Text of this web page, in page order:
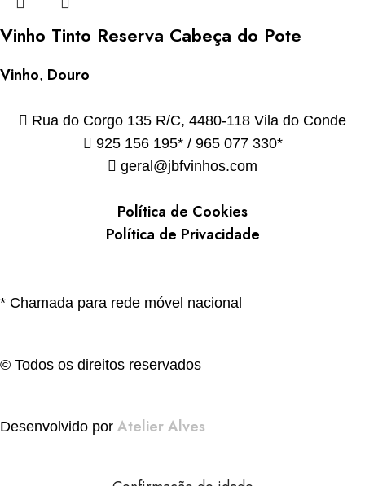
Vinho Tinto Reserva Cabeça do Pote
Vinho, Douro
Rua do Corgo 135 R/C, 4480-118 Vila do Conde
925 156 195* / 965 077 330*
geral@jbfvinhos.com
Política de Cookies
Política de Privacidade
* Chamada para rede móvel nacional
© Todos os direitos reservados
Desenvolvido por Atelier Alves